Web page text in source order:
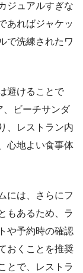
ジュアルすぎな
あればジャケッ
で洗練されたワ
避けることで
、ビーチサンダ
、レストラン内
心地よい食事体
には、さらにフ
もあるため、ラ
や予約時の確認
おくことを推奨
とで、レストラ